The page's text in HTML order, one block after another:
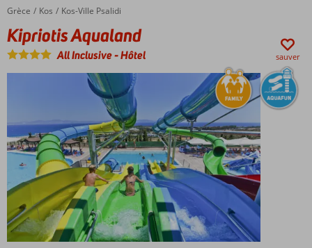
modernes
et
confortables
Basé sur
la
Light
Accueil
Grèce Kos Kos-Ville Psalidi
Kipriotis Aqualand
Kipriotis Aqualand
All Inclusive-Hôtel sauver